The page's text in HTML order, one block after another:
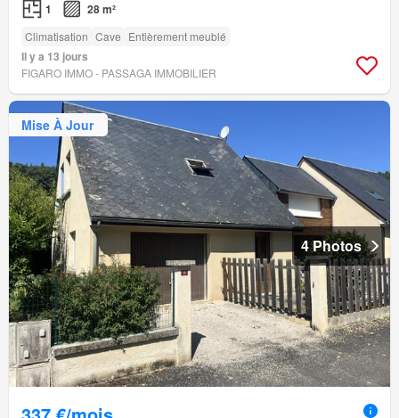
1 28 m²
Climatisation Cave Entièrement meublé
Il y a 13 jours
FIGARO IMMO - PASSAGA IMMOBILIER
Mise À Jour
4 Photos